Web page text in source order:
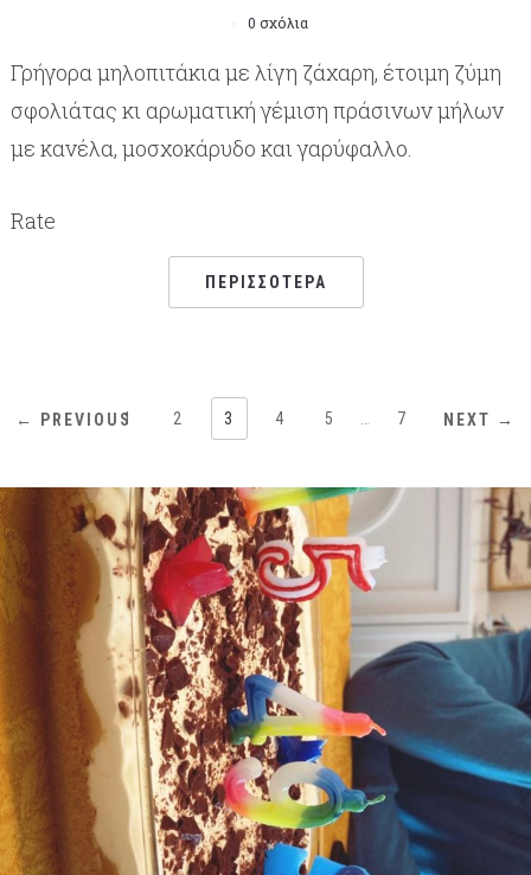
0 σχόλια
Γρήγορα μηλοπιτάκια με λίγη ζάχαρη, έτοιμη ζύμη
σφολιάτας κι αρωματική γέμιση πράσινων μήλων
με κανέλα, μοσχοκάρυδο και γαρύφαλλο.
Rate
ΠΕΡΙΣΣΌΤΕΡΑ
← PREVIOUS1 2 3 4 5 … 7 NEXT →